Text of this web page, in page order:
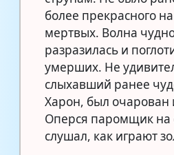
более прекрасного
мертвых. Волна
разразилась и
умерших. Не
слыхавший ранее
Харон, был очарован
Оперся паромщик на
слушал, как играют